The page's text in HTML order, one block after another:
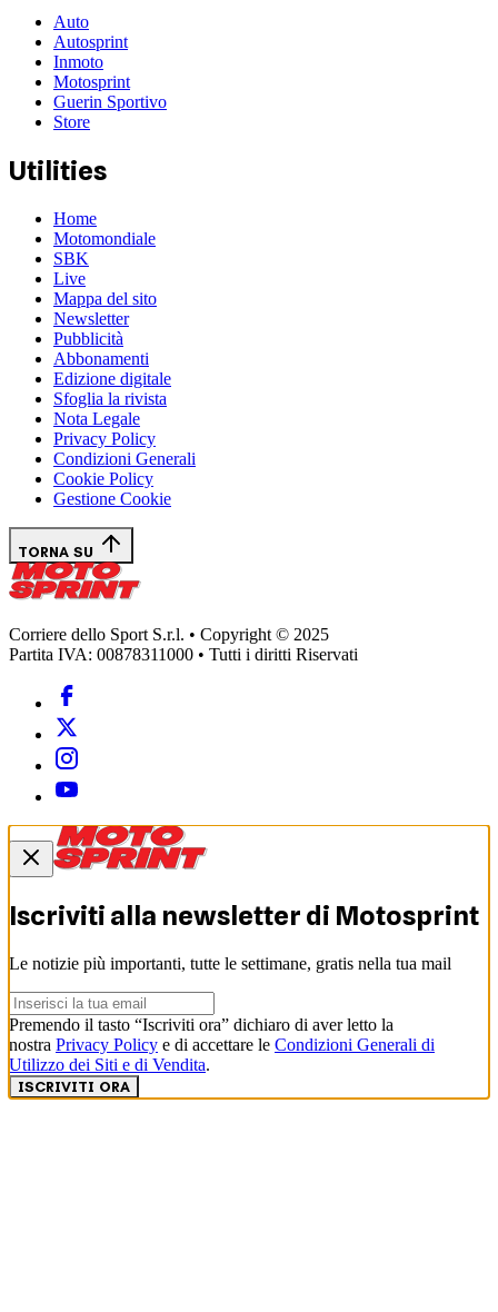
Auto
Autosprint
Inmoto
Motosprint
Guerin Sportivo
Store
Utilities
Home
Motomondiale
SBK
Live
Mappa del sito
Newsletter
Pubblicità
Abbonamenti
Edizione digitale
Sfoglia la rivista
Nota Legale
Privacy Policy
Condizioni Generali
Cookie Policy
Gestione Cookie
TORNA SU
Corriere dello Sport S.r.l. • Copyright © 2025
Partita IVA: 00878311000 • Tutti i diritti Riservati
Iscriviti alla newsletter di Motosprint
Le notizie più importanti, tutte le settimane, gratis nella tua mail
Premendo il tasto “Iscriviti ora” dichiaro di aver letto la
nostra Privacy Policy e di accettare le Condizioni Generali di
Utilizzo dei Siti e di Vendita.
ISCRIVITI ORA